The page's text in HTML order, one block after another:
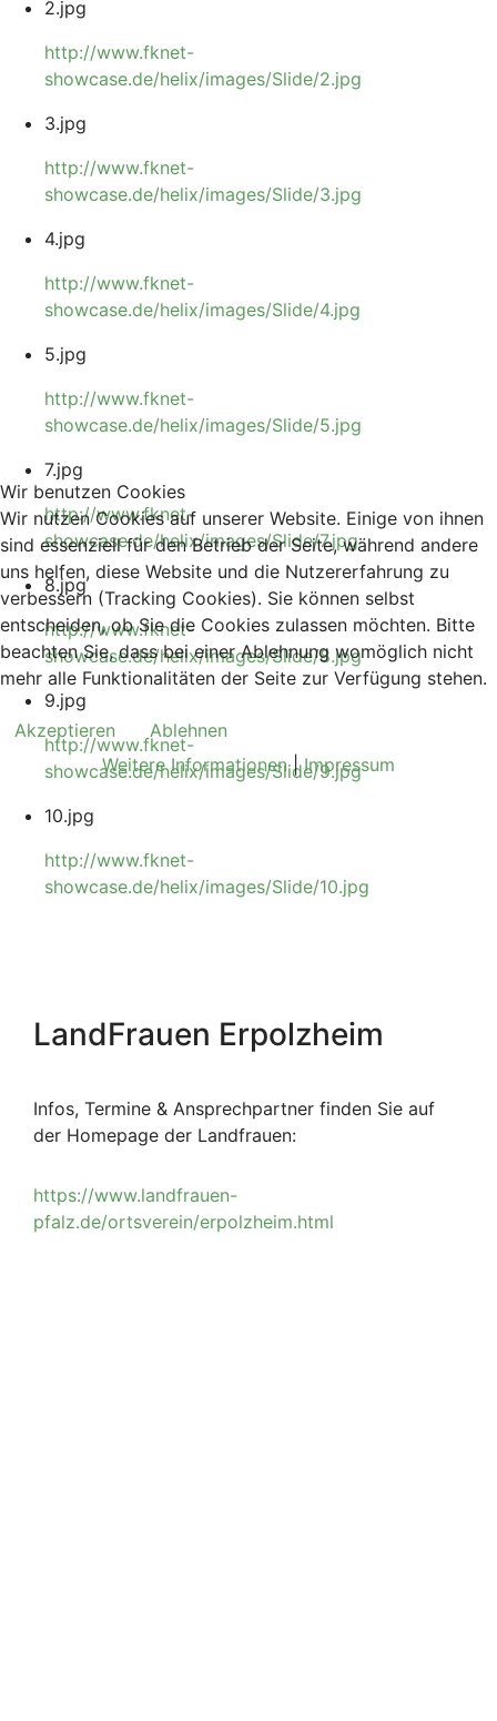
2.jpg
http://www.fknet-
showcase.de/helix/images/Slide/2.jpg
3.jpg
http://www.fknet-
showcase.de/helix/images/Slide/3.jpg
4.jpg
http://www.fknet-
showcase.de/helix/images/Slide/4.jpg
5.jpg
http://www.fknet-
showcase.de/helix/images/Slide/5.jpg
7.jpg
http://www.fknet-
showcase.de/helix/images/Slide/7.jpg
8.jpg
http://www.fknet-
showcase.de/helix/images/Slide/8.jpg
9.jpg
http://www.fknet-
showcase.de/helix/images/Slide/9.jpg
10.jpg
http://www.fknet-
showcase.de/helix/images/Slide/10.jpg
LandFrauen Erpolzheim
Infos, Termine & Ansprechpartner finden Sie auf
der Homepage der Landfrauen:
https://www.landfrauen-
pfalz.de/ortsverein/erpolzheim.html
Wir benutzen Cookies
Wir nutzen Cookies auf unserer Website. Einige von ihnen
sind essenziell für den Betrieb der Seite, während andere
uns helfen, diese Website und die Nutzererfahrung zu
verbessern (Tracking Cookies). Sie können selbst
entscheiden, ob Sie die Cookies zulassen möchten. Bitte
beachten Sie, dass bei einer Ablehnung womöglich nicht
mehr alle Funktionalitäten der Seite zur Verfügung stehen.
Akzeptieren
Ablehnen
Weitere Informationen|Impressum